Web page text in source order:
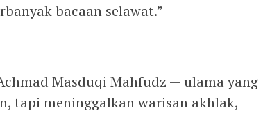
bacaan selawat.”
Masduqi Mahfudz — ulama yang
tapi meninggalkan warisan akhlak,